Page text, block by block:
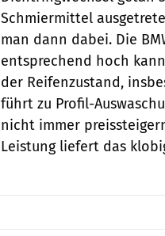
Schmiermittel
man dann dabei. Die
entsprechend hoch
der Reifenzustand,
führt zu Profil-
nicht immer
Leistung liefert das